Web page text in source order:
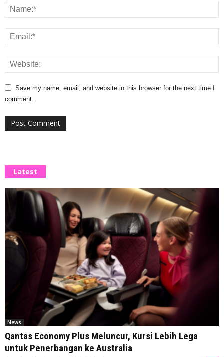
Save my name, email, and website in this browser for the next time I
comment.
Latest
News
Qantas Economy Plus Meluncur, Kursi Lebih Lega
untuk Penerbangan ke Australia